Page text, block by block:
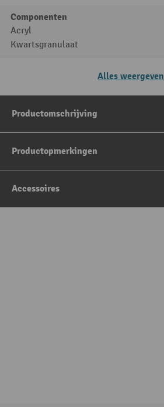
Componenten
Acryl
Kwartsgranulaat
Alles weergeven
Productomschrijving
Productopmerkingen
Accessoires